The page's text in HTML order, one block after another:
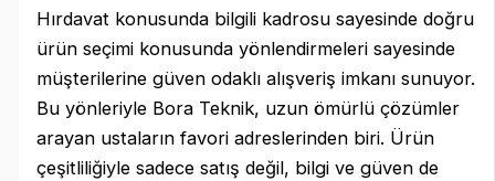
Hırdavat konusunda bilgili kadrosu sayesinde doğru
ürün seçimi konusunda yönlendirmeleri sayesinde
müşterilerine güven odaklı alışveriş imkanı sunuyor.
Bu yönleriyle Bora Teknik, uzun ömürlü çözümler
arayan ustaların favori adreslerinden biri. Ürün
çeşitliliğiyle sadece satış değil, bilgi ve güven de